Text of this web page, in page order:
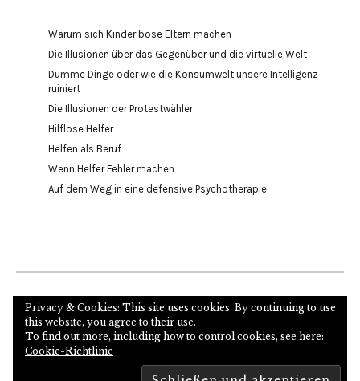
Warum sich Kinder böse Eltern machen
Die Illusionen über das Gegenüber und die virtuelle Welt
Dumme Dinge oder wie die Konsumwelt unsere Intelligenz
ruiniert
Die Illusionen der Protestwähler
Hilflose Helfer
Helfen als Beruf
Wenn Helfer Fehler machen
Auf dem Weg in eine defensive Psychotherapie
Internetseite des Autors und Psychoanalytikers
Proudly powered byWordPress
Privacy & Cookies: This site uses cookies. By continuing to use
this website, you agree to their use.
To find out more, including how to control cookies, see here:
Cookie-Richtlinie